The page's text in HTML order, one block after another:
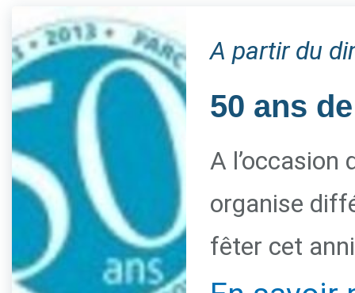
A partir du
50 ans
A l’occasion
organise
fêter cet